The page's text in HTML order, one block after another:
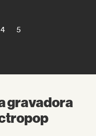
4 5
gravadora